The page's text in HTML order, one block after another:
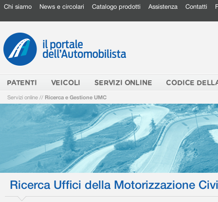
Chi siamo News e circolari Catalogo prodotti Assistenza Contatti
PATENTI VEICOLI SERVIZI ONLINE CODICE
Servizi online // Ricerca e Gestione UMC
Ricerca Uffici della Motorizzazione